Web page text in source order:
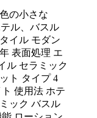
の小さな
ル、バスル
イル モダン
表面処理 エ
ル セラミック
ト タイプ 4
使用法 ホテ
ック バスル